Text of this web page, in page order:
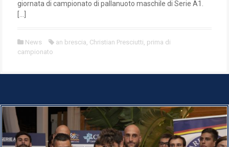
giornata di campionato di pallanuoto maschile di Serie A1.
News an brescia Christian Presciutti prima di
campionato